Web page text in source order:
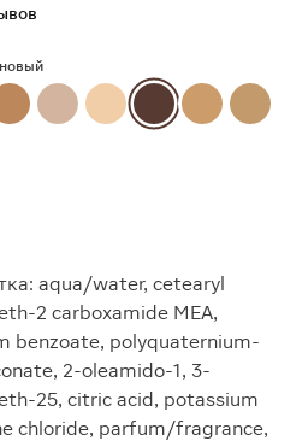
aqua/water, cetearyl
2 carboxamide MEA,
benzoate, polyquaternium-
2-oleamido-1, 3-
25, citric acid, potassium
chloride, parfum/fragrance,